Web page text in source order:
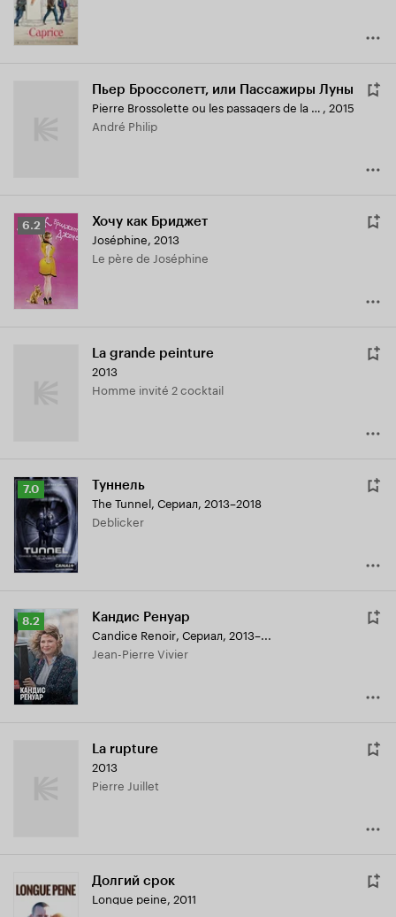
Пьер Броссолетт, или Пассажиры Луны
Pierre Brossolette ou les passagers de la lune , 2015
André Philip
Рейтинг
Кинопоиска
6.2
6.2 Хочу как Бриджет
Joséphine, 2013
Le père de Joséphine
La grande peinture
2013
Homme invité 2 cocktail
Рейтинг
Кинопоиска
7.0
7.0 Туннель
The Tunnel, Сериал, 2013–2018
Deblicker
Рейтинг
Кинопоиска
8.2
8.2 Кандис Ренуар
Candice Renoir, Сериал, 2013–...
Jean-Pierre Vivier
La rupture
2013
Pierre Juillet
Долгий срок
Longue peine, 2011